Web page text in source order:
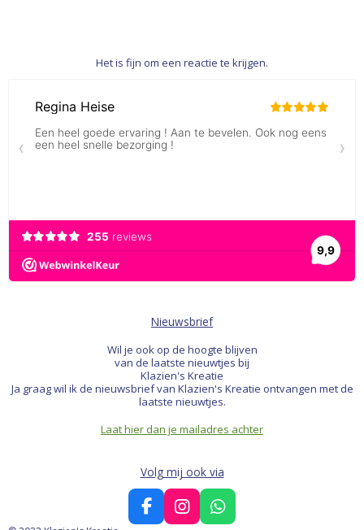
Het is fijn om een reactie te krijgen.
Nieuwsbrief
Wil je ook op de hoogte blijven
van de laatste nieuwtjes bij
Klazien's Kreatie
Ja graag wil ik de nieuwsbrief van Klazien's Kreatie ontvangen met de
laatste nieuwtjes.
Laat hier dan je mailadres achter
Volg mij ook via
F
I
W